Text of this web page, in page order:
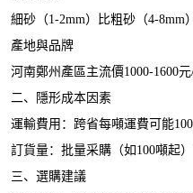
細砂（1-2mm）比粗砂（4-8mm
產地與品牌
河南鄭州產區主流價1000-1600元
二、隱形成本因素
運輸費用：跨省每噸運費可能
訂貨量：批量采購（如 100噸起
三、選購建議